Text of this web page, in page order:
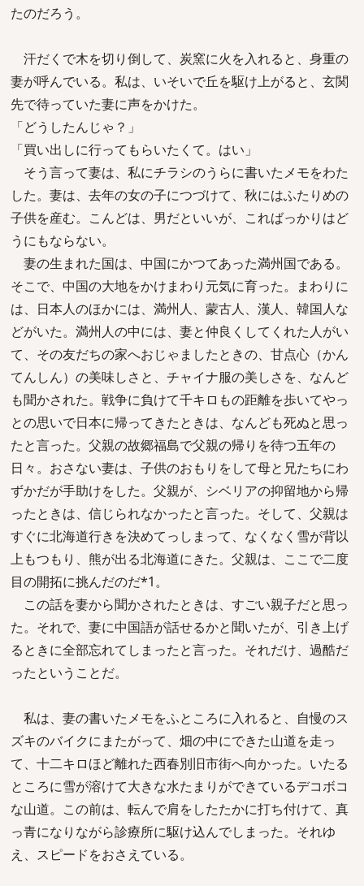
たのだろう。
汗だくで木を切り倒して、炭窯に火を入れると、身重の
妻が呼んでいる。私は、いそいで丘を駆け上がると、玄関
先で待っていた妻に声をかけた。
「どうしたんじゃ？」
「買い出しに行ってもらいたくて。はい」
そう言って妻は、私にチラシのうらに書いたメモをわた
した。妻は、去年の女の子につづけて、秋にはふたりめの
子供を産む。こんどは、男だといいが、こればっかりはど
うにもならない。
妻の生まれた国は、中国にかつてあった満州国である。
そこで、中国の大地をかけまわり元気に育った。まわりに
は、日本人のほかには、満州人、蒙古人、漢人、韓国人な
どがいた。満州人の中には、妻と仲良くしてくれた人がい
て、その友だちの家へおじゃましたときの、甘点心（かん
てんしん）の美味しさと、チャイナ服の美しさを、なんど
も聞かされた。戦争に負けて千キロもの距離を歩いてやっ
との思いで日本に帰ってきたときは、なんども死ぬと思っ
たと言った。父親の故郷福島で父親の帰りを待つ五年の
日々。おさない妻は、子供のおもりをして母と兄たちにわ
ずかだが手助けをした。父親が、シベリアの抑留地から帰
ったときは、信じられなかったと言った。そして、父親は
すぐに北海道行きを決めてっしまって、なくなく雪が背以
上もつもり、熊が出る北海道にきた。父親は、ここで二度
目の開拓に挑んだのだ*1。
この話を妻から聞かされたときは、すごい親子だと思っ
た。それで、妻に中国語が話せるかと聞いたが、引き上げ
るときに全部忘れてしまったと言った。それだけ、過酷だ
ったということだ。
私は、妻の書いたメモをふところに入れると、自慢のス
ズキのバイクにまたがって、畑の中にできた山道を走っ
て、十二キロほど離れた西春別旧市街へ向かった。いたる
ところに雪が溶けて大きな水たまりができているデコボコ
な山道。この前は、転んで肩をしたたかに打ち付けて、真
っ青になりながら診療所に駆け込んでしまった。それゆ
え、スピードをおさえている。